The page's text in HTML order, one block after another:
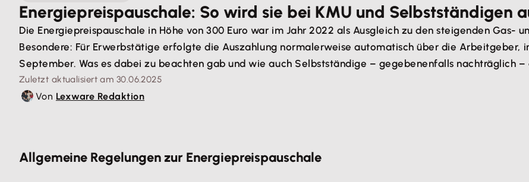
Energiepreispauschale: So wird sie bei KMU und Selbstständigen
Die Energiepreispauschale in Höhe von 300 Euro war im Jahr 2022 als Ausgleich zu den steigenden Gas-
Besondere: Für Erwerbstätige erfolgte die Auszahlung normalerweise automatisch über die Arbeitgeber,
September. Was es dabei zu beachten gab und wie auch Selbstständige – gegebenenfalls nachträglich
Zuletzt aktualisiert am 30.06.2025
Von Lexware Redaktion
Allgemeine Regelungen zur Energiepreispauschale